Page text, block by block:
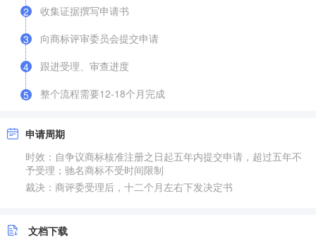
2
收集证据撰写申请书
3
向商标评审委员会提交申请
4
跟进受理、审查进度
5 整个流程需要12-18个月完成
申请周期
时效：自争议商标核准注册之日起五年内提交申请，超过五年不
予受理；驰名商标不受时间限制
裁决：商评委受理后，十二个月左右下发决定书
文档下载